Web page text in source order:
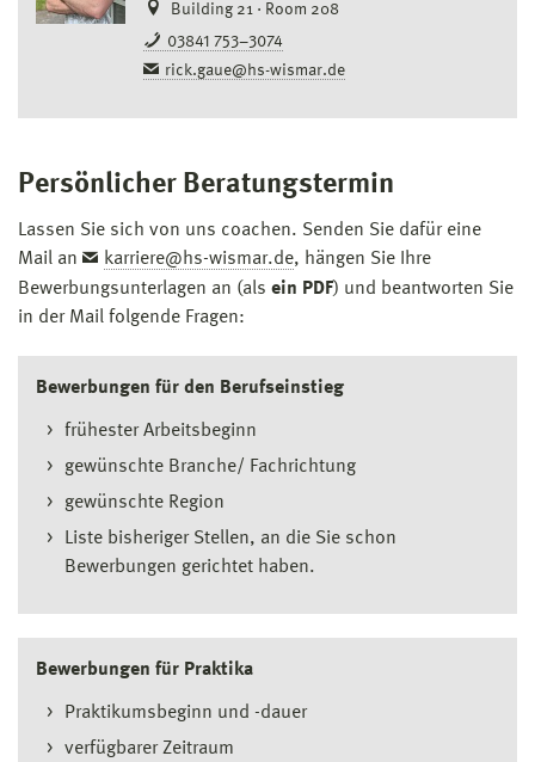
Building 21 · Room 208
03841 753–3074
rick.gaue@hs-wismar.de
Persönlicher Beratungstermin
Lassen Sie sich von uns coachen. Senden Sie dafür eine
Mail an
karriere@hs-wismar.de, hängen Sie Ihre
Bewerbungsunterlagen an (als ein PDF) und beantworten Sie
in der Mail folgende Fragen:
Bewerbungen für den Berufseinstieg
frühester Arbeitsbeginn
gewünschte Branche/ Fachrichtung
gewünschte Region
Liste bisheriger Stellen, an die Sie schon
Bewerbungen gerichtet haben.
Bewerbungen für Praktika
Praktikumsbeginn und -dauer
verfügbarer Zeitraum